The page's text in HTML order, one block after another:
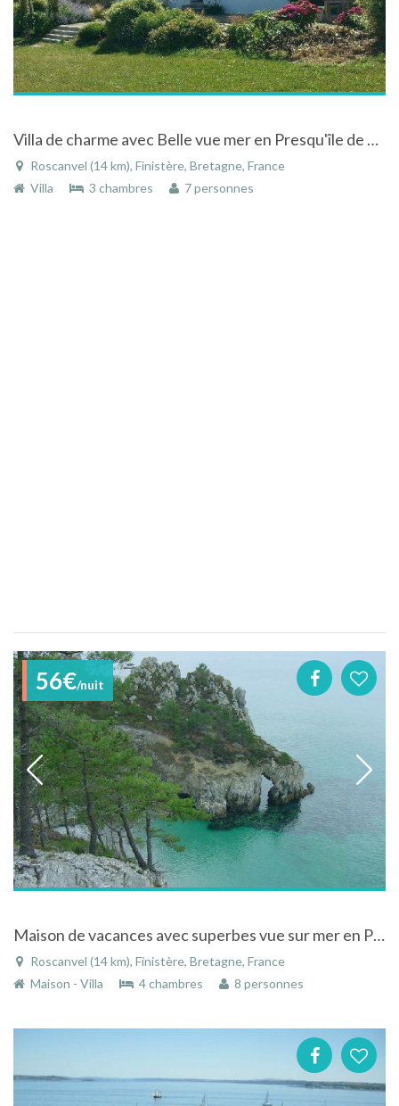
Villa de charme avec Belle vue mer en Presqu'île de Crozon.
Roscanvel (14 km), Finistère, Bretagne, France
Villa
3 chambres 7 personnes
56€/nuit
Maison de vacances avec superbes vue sur mer en Presqu'ile de Crozon
Roscanvel (14 km), Finistère, Bretagne, France
Maison - Villa
4 chambres 8 personnes